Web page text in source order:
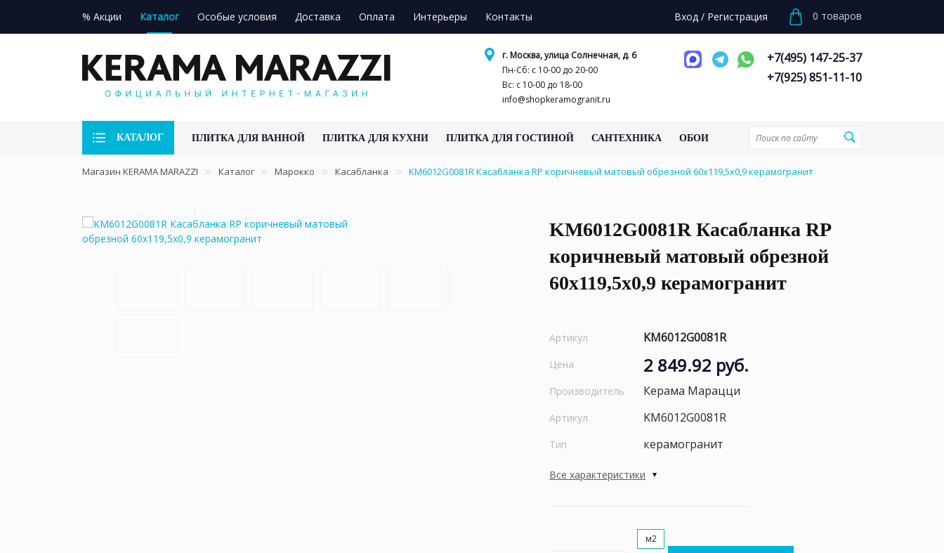
% Акции Каталог Особые условия Доставка Оплата Интерьеры Контакты Вход / Регистрация 0 товаров
г. Москва, улица Солнечная, д. 6
Пн-Сб: с 10-00 до 20-00
Вс: с 10-00 до 18-00
info@shopkeramogranit.ru
+7(495) 147-25-37
+7(925) 851-11-10
КАТАЛОГ ПЛИТКА ДЛЯ ВАННОЙ ПЛИТКА ДЛЯ КУХНИ ПЛИТКА ДЛЯ ГОСТИНОЙ САНТЕХНИКА ОБОИ
Магазин KERAMA MARAZZI Каталог Марокко Касабланка KM6012G0081R Касабланка RP коричневый матовый обрезной 60x119,5x0,9 керамогранит
KM6012G0081R Касабланка RP
коричневый матовый обрезной
60x119,5x0,9 керамогранит
Артикул KM6012G0081R
Цена 2 849.92 руб.
Производитель Керама Марацци
Артикул KM6012G0081R
Тип керамогранит
Все характеристики
м2